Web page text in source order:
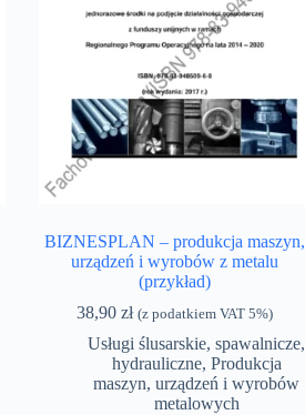
BIZNESPLAN – produkcja maszyn,
urządzeń i wyrobów z metalu
(przykład)
38,90 zł (z podatkiem VAT 5%)
Usługi ślusarskie, spawalnicze,
hydrauliczne, Produkcja
maszyn, urządzeń i wyrobów
metalowych